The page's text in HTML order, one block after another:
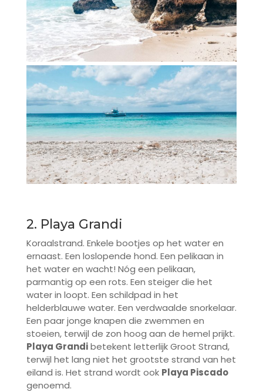
2. Playa Grandi
Koraalstrand. Enkele bootjes op het water en
ernaast. Een loslopende hond. Een pelikaan in
het water en wacht! Nóg een pelikaan,
parmantig op een rots. Een steiger die het
water in loopt. Een schildpad in het
helderblauwe water. Een verdwaalde snorkelaar.
Een paar jonge knapen die zwemmen en
stoeien, terwijl de zon hoog aan de hemel prijkt.
Playa Grandibetekent letterlijk Groot Strand,
terwijl het lang niet het grootste strand van het
eiland is. Het strand wordt ook Playa Piscado
genoemd.